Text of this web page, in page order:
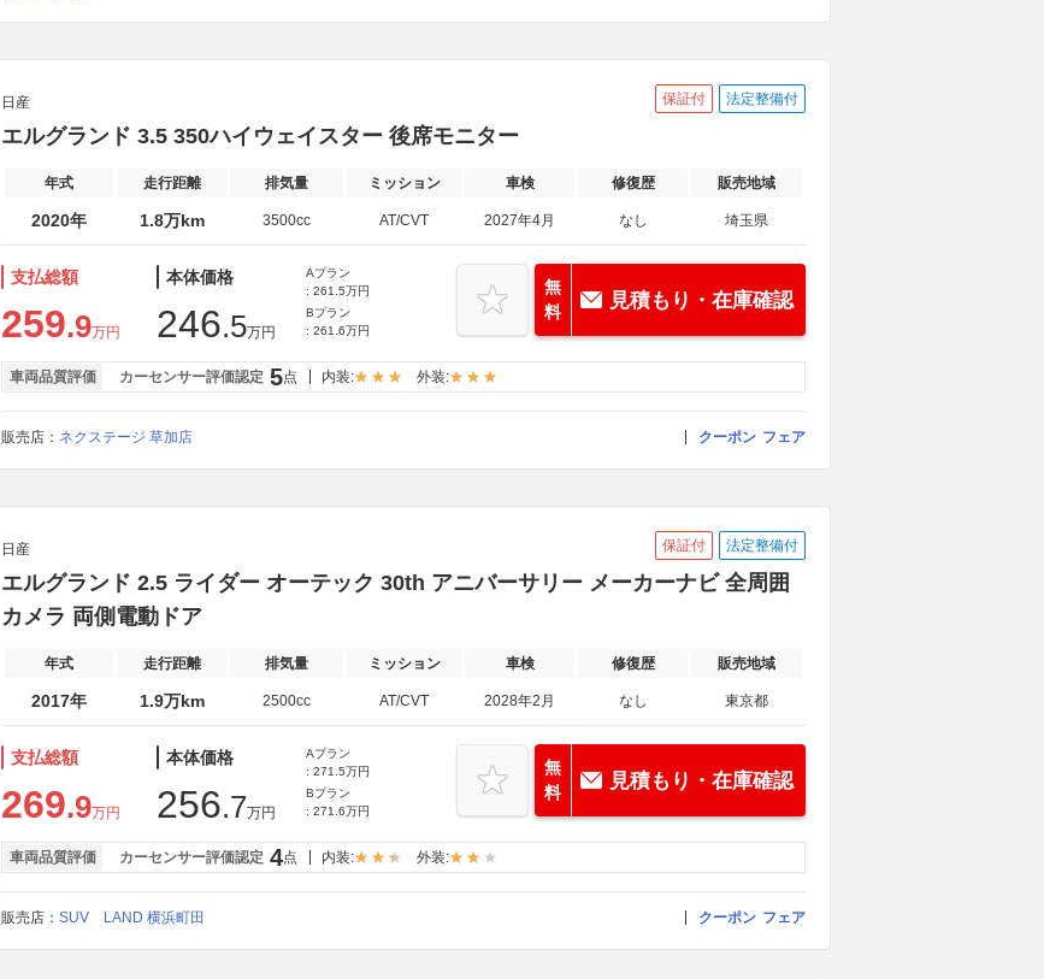
日産 保証付 法定整備付
エルグランド 3.5 350ハイウェイスター 後席モニター
年式 走行距離 排気量 ミッション 車検 修復歴 販売地域
2020年 1.8万km 3500cc AT/CVT 2027年4月 なし 埼玉県
支払総額
259.9万円
本体価格
246.5万円
Aプラン
: 261.5万円
Bプラン
: 261.6万円
無
料
見積もり・在庫確認
車両品質評価 カーセンサー評価認定 5点 内装: 外装:
販売店： ネクステージ 草加店 クーポン フェア
日産 保証付 法定整備付
エルグランド 2.5 ライダー オーテック 30th アニバーサリー メーカーナビ 全周囲
カメラ 両側電動ドア
年式 走行距離 排気量 ミッション 車検 修復歴 販売地域
2017年 1.9万km 2500cc AT/CVT 2028年2月 なし 東京都
支払総額
269.9万円
本体価格
256.7万円
Aプラン
: 271.5万円
Bプラン
: 271.6万円
無
料
見積もり・在庫確認
車両品質評価 カーセンサー評価認定 4点 内装: 外装:
販売店： SUV LAND 横浜町田 クーポン フェア